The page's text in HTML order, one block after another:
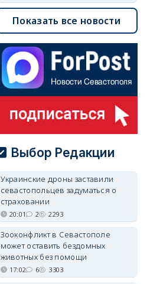
Показать все новости
Выбор Редакции
Украинские дроны заставили
севастопольцев задуматься о
страховании
20:01 2 2293
Зооконфликт в Севастополе
может оставить бездомных
животных без помощи
17:02 6 3303